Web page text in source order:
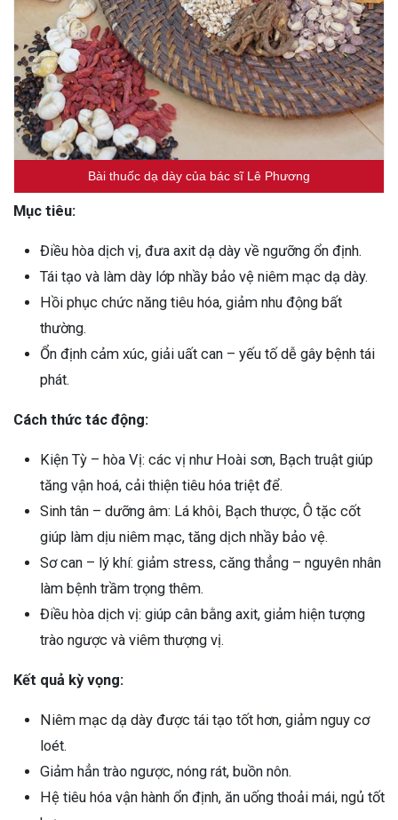
Bài thuốc dạ dày của bác sĩ Lê Phương
Mục tiêu:
Điều hòa dịch vị, đưa axit dạ dày về ngưỡng ổn định.
Tái tạo và làm dày lớp nhầy bảo vệ niêm mạc dạ dày.
Hồi phục chức năng tiêu hóa, giảm nhu động bất
thường.
Ổn định cảm xúc, giải uất can – yếu tố dễ gây bệnh tái
phát.
Cách thức tác động:
Kiện Tỳ – hòa Vị: các vị như Hoài sơn, Bạch truật giúp
tăng vận hoá, cải thiện tiêu hóa triệt để.
Sinh tân – dưỡng âm: Lá khôi, Bạch thược, Ô tặc cốt
giúp làm dịu niêm mạc, tăng dịch nhầy bảo vệ.
Sơ can – lý khí: giảm stress, căng thẳng – nguyên nhân
làm bệnh trầm trọng thêm.
Điều hòa dịch vị: giúp cân bằng axit, giảm hiện tượng
trào ngược và viêm thượng vị.
Kết quả kỳ vọng:
Niêm mạc dạ dày được tái tạo tốt hơn, giảm nguy cơ
loét.
Giảm hẳn trào ngược, nóng rát, buồn nôn.
Hệ tiêu hóa vận hành ổn định, ăn uống thoải mái, ngủ tốt